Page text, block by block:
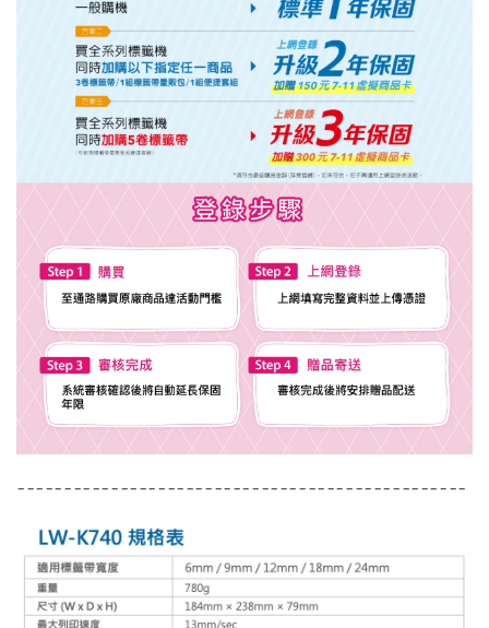
------------------------------------------------